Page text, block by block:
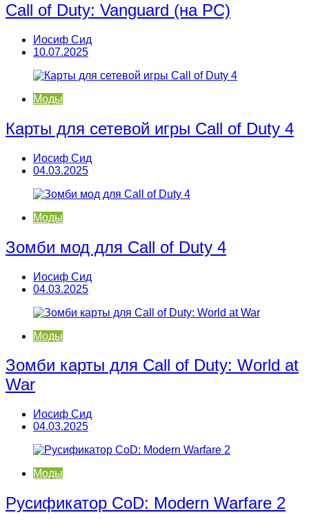
Call of Duty: Vanguard (на PC)
Иосиф Сид
10.07.2025
Моды
Карты для сетевой игры Call of Duty 4
Иосиф Сид
04.03.2025
Моды
Зомби мод для Call of Duty 4
Иосиф Сид
04.03.2025
Моды
Зомби карты для Call of Duty: World at
War
Иосиф Сид
04.03.2025
Моды
Русификатор CoD: Modern Warfare 2